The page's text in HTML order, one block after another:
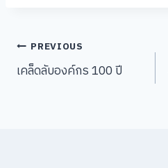
Post
navigation
PREVIOUS
เคล็ดลับองค์กร 100 ปี